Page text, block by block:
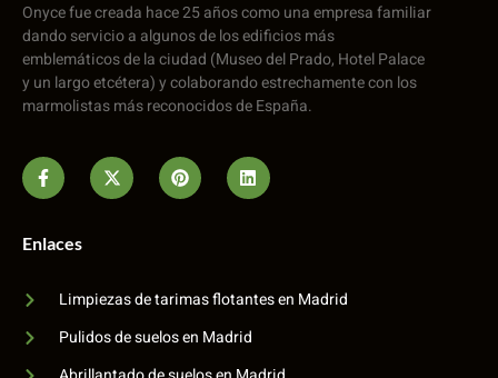
Onyce fue creada hace 25 años como una empresa familiar
dando servicio a algunos de los edificios más
emblemáticos de la ciudad (Museo del Prado, Hotel Palace
y un largo etcétera) y colaborando estrechamente con los
marmolistas más reconocidos de España.
Enlaces
Limpiezas de tarimas flotantes en Madrid
Pulidos de suelos en Madrid